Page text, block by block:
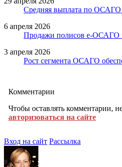
Средняя выплата по ОСАГО
6 апреля 2026
Продажи полисов е-ОСАГО
3 апреля 2026
Рост сегмента ОСАГО
Комментарии
Чтобы оставлять комментарии,
авторизоваться на сайте
Вход на сайт Рассылка